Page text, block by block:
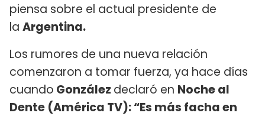
piensa sobre el actual presidente de
la Argentina.
Los rumores de una nueva relación
comenzaron a tomar fuerza, ya hace días
cuando González declaró en Noche al
Dente (América TV): “Es más facha en